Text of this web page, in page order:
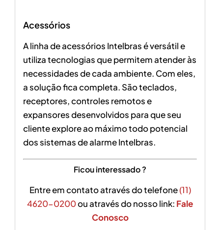
Acessórios
A linha de acessórios Intelbras é versátil e
utiliza tecnologias que permitem atender às
necessidades de cada ambiente. Com eles,
a solução fica completa. São teclados,
receptores, controles remotos e
expansores desenvolvidos para que seu
cliente explore ao máximo todo potencial
dos sistemas de alarme Intelbras.
Ficou interessado ?
Entre em contato através do telefone(11)
4620-0200ou através do nosso link: Fale
Conosco